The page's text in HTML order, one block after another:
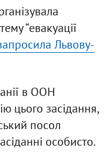
“евакуації
Львову-
в ООН
цього засідання,
посол
особисто.